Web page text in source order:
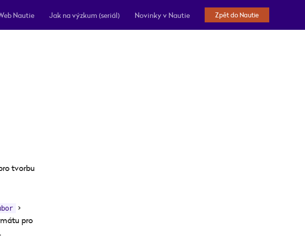
Nautie Jak na výzkum (seriál) Novinky v Nautie Zpět do Nautie
tvorbu
>
pro